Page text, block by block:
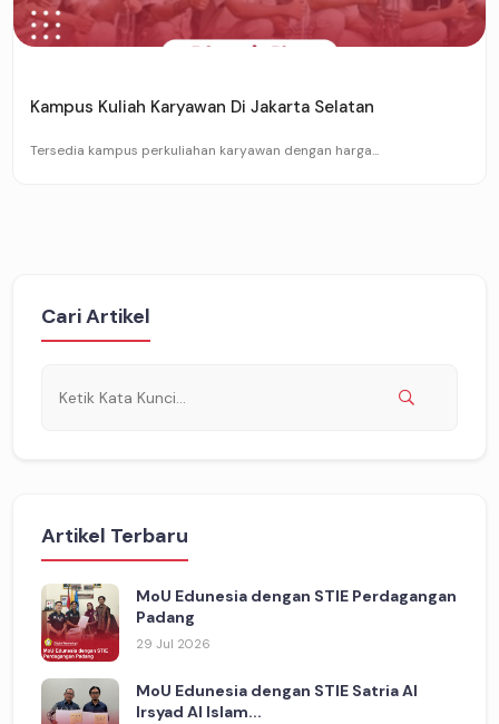
Kampus Kuliah Karyawan Di Jakarta Selatan
Tersedia kampus perkuliahan karyawan dengan harga...
Cari Artikel
Artikel Terbaru
MoU Edunesia dengan STIE Perdagangan
Padang
29 Jul 2026
MoU Edunesia dengan STIE Satria Al
Irsyad Al Islam...